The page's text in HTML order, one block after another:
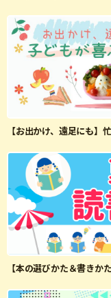
【お出かけ、遠足にも】
【本の選びかた＆書きか